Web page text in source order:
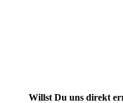
Willst Du uns direkt